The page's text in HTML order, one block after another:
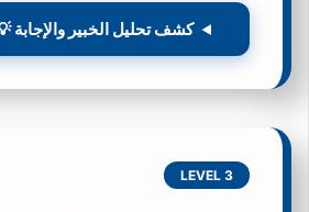
كشف تحليل الخبير والإجابة
LEVEL 3